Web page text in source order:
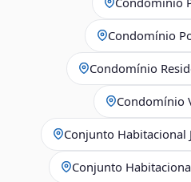
Condomínio
Condomínio
Condomínio
Conjunto Habitacional
Conjunto